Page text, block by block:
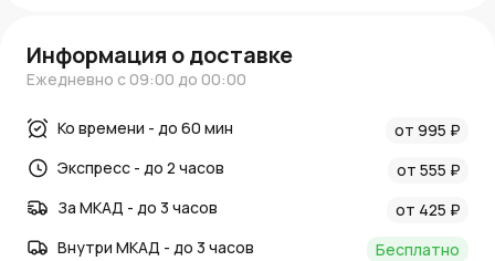
Информация о доставке
Ежедневно с 09:00 до 00:00
Ко времени - до 60 мин
от 995 ₽
Экспресс - до 2 часов
от 555 ₽
За МКАД - до 3 часов
от 425 ₽
Внутри МКАД - до 3 часов
Бесплатно